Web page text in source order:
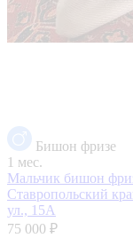
Бишон фризе
1 мес.
Мальчик бишон
Ставропольский
ул., 15А
75 000 ₽